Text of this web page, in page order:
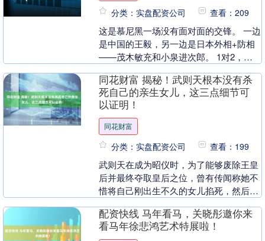
分类：实盘配资公司 查看：209
这是慕尼黑一场没有面对面的交锋。 一边
是中国的王毅，另一边是日本外相+防相
——茂木敏充和小泉进次郎。 1对2，但
方立场受到了....
同花财富 揭秘！武则天根本没有杀
死自己的亲生女儿，这三点细节可
以证明！
同花财富
分类：实盘配资公司 查看：199
武则天在成为昭仪时，为了能够废除王皇
后并最终夺取皇后之位，曾有传闻称她不
惜将自己刚出生不久的女儿掐死，然后将
除。然而，这个说....
配资快线 马年看马，关晓彤邀你来
看马年徐悲鸿艺术特展啦！